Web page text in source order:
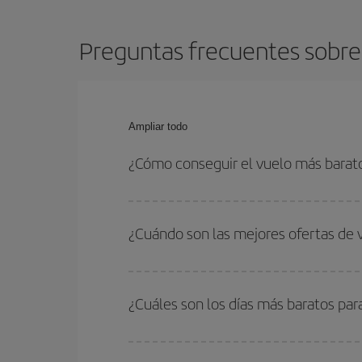
Preguntas frecuentes
Ampliar todo
¿Cómo conseguir el vuelo más
ser flexible con las fechas y horarios de ida y
¿Cuándo son las mejores ofertas
periodos de vacaciones escolares son
precios encontrarás.
¿Cuáles son los días más baratos